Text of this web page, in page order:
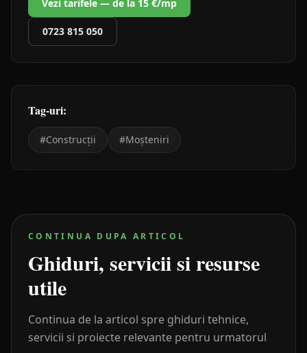
Vezi tarifele — de la 15 €/mp
0723 815 050
Tag-uri:
#Construcții #Moșteniri
CONTINUA DUPA ARTICOL
Ghiduri, servicii si resurse
utile
Continua de la articol spre ghiduri tehnice,
servicii si proiecte relevante pentru urmatorul